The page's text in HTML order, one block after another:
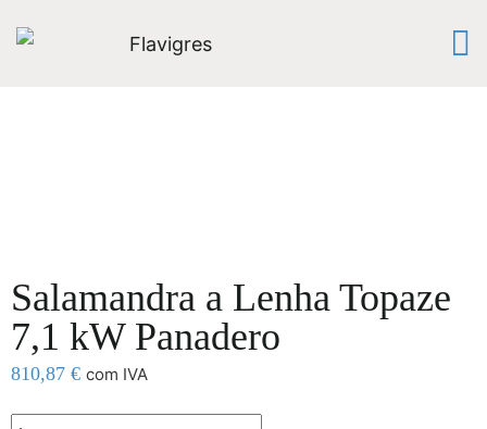
Salamandra a Lenha Topaze
7,1 kW Panadero
810,87 € com IVA